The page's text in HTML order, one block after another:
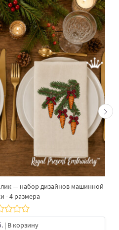
— набор дизайнов машинной
- 4 размера
| В корзину